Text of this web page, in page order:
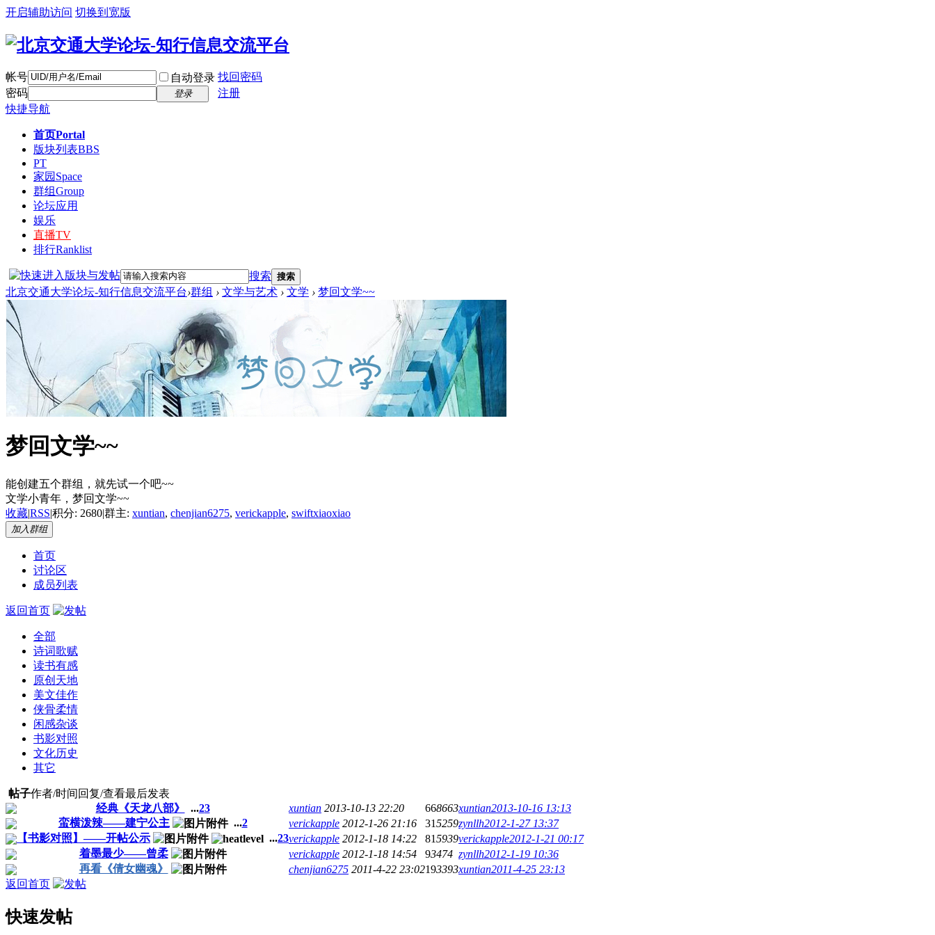
开启辅助访问 切换到宽版
帐号 自动登录 找回密码
密码
登录
注册
快捷导航
首页Portal
版块列表BBS
PT
家园 Space
群组Group
论坛应用
娱乐
直播TV
排行Ranklist
搜索 搜索
北京交通大学论坛-知行信息交流平台›群组 › 文学与艺术 › 文学 › 梦回文学~~
梦回文学~~
能创建五个群组，就先试一个吧~~
文学小青年，梦回文学~~
收藏|RSS|积分: 2680|群主: xuntian, chenjian6275, verickapple, swiftxiaoxiao
加入群组
首页
讨论区
成员列表
返回首页
全部
诗词歌赋
读书有感
原创天地
美文佳作
侠骨柔情
闲感杂谈
书影对照
文化历史
其它
帖子作者/时间 回复/查看最后发表
经典《天龙八部》
...23 xuntian 2013-10-13 22:20 668663xuntian2013-10-16 13:13
蛮横泼辣——建宁公主
...2 verickapple 2012-1-26 21:16 315259zynllh2012-1-27 13:37
【书影对照】——开帖公示
...23verickapple 2012-1-18 14:22 815939verickapple2012-1-21 00:17
着墨最少——曾柔
verickapple 2012-1-18 14:54 93474 zynllh2012-1-19 10:36
再看《倩女幽魂》
chenjian6275 2011-4-22 23:02193393xuntian2011-4-25 23:13
返回首页
快速发帖